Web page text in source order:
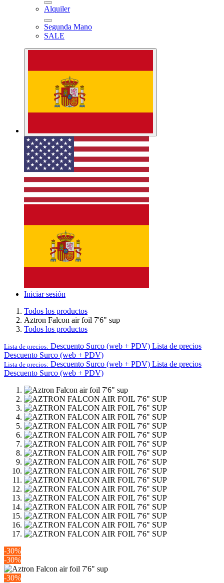
Alquiler
Segunda Mano
SALE
Iniciar sesión
Todos los productos
Aztron Falcon air foil 7'6" sup
Todos los productos
Lista de precios: Descuento Surco (web + PDV) Lista de precios
Descuento Surco (web + PDV)
Lista de precios: Descuento Surco (web + PDV) Lista de precios
Descuento Surco (web + PDV)
-30%
-30%
-30%